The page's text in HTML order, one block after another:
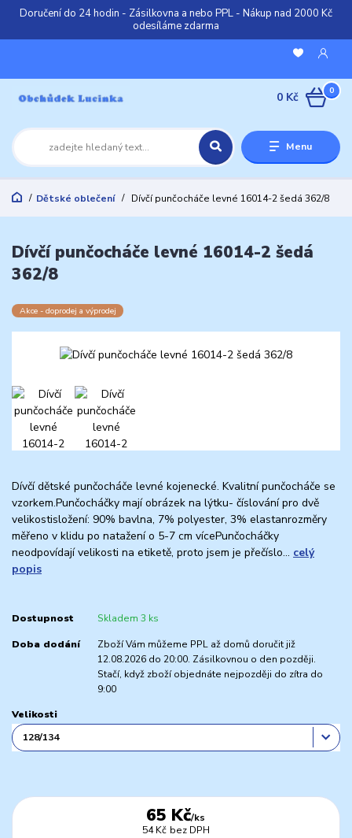
Doručení do 24 hodin - Zásilkovna a nebo PPL - Nákup nad 2000 Kč
odesíláme zdarma
Menu
0
0 Kč
Dětské oblečení Dívčí punčocháče levné 16014-2 šedá 362/8
Dívčí punčocháče levné 16014-2 šedá
362/8
Akce - doprodej a výprodej
Dívčí dětské punčocháče levné kojenecké. Kvalitní punčocháče se
vzorkem.Punčocháčky mají obrázek na lýtku- číslování pro dvě
velikostisložení: 90% bavlna, 7% polyester, 3% elastanrozměry
měřeno v klidu po natažení o 5-7 cm vícePunčocháčky
neodpovídají velikosti na etiketě, proto jsem je přečíslo... celý
popis
Dostupnost Skladem 3 ks
Doba dodání
Zboží Vám můžeme PPL až domů doručit již
12.08.2026 do 20:00. Zásilkovnou o den později.
Stačí, když zboží objednáte nejpozději do zítra do
9:00
Velikosti
65 Kč/ks
54 Kč bez DPH